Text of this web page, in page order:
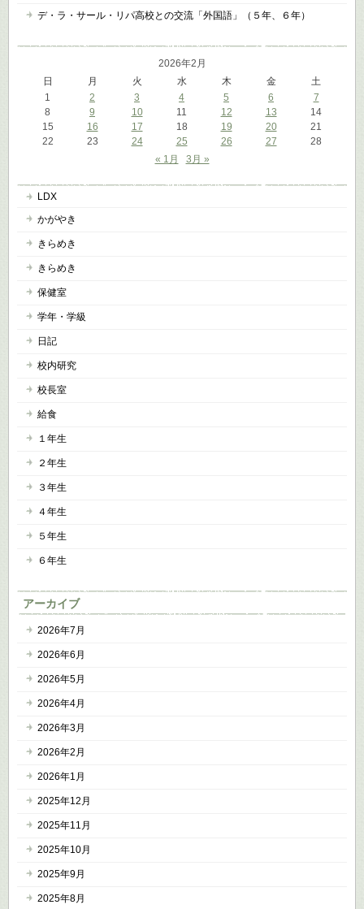
デ・ラ・サール・リパ高校との交流「外国語」（５年、６年）
2026年2月
日
月 火 水 木 金
土
1
2 3 4 5 6
7
8
9 10 11 12 13
14
15
16 17 18 19 20
21
22
23 24 25 26 27
28
« 1月
3月 »
LDX
かがやき
きらめき
きらめき
保健室
学年・学級
日記
校内研究
校長室
給食
１年生
２年生
３年生
４年生
５年生
６年生
アーカイブ
2026年7月
2026年6月
2026年5月
2026年4月
2026年3月
2026年2月
2026年1月
2025年12月
2025年11月
2025年10月
2025年9月
2025年8月